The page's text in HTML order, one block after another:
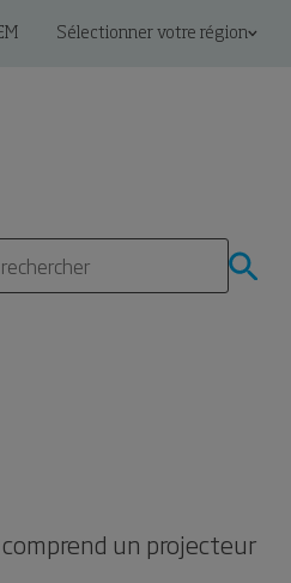
Sélectionner votre région
un projecteur